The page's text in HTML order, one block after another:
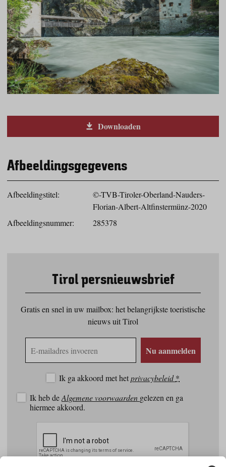
Downloaden
Afbeeldingsgegevens
Afbeeldingstitel:
©-TVB-Tiroler-Oberland-Nauders-
Florian-Albert-Altfinstermünz-2020
Afbeeldingsnummer:
285378
Tirol persnieuwsbrief
Gratis en snel in uw mailbox: het belangrijkste toeristische
nieuws uit Tirol
mailadres
Nu aanmelden
Ik ga akkoord met hetprivacybeleid*
Ik heb deAlgemene voorwaarden gelezen en ga
hiermee akkoord.